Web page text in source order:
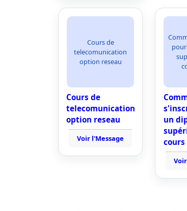
Cours de
telecomunication
option reseau
Cours de
telecomunication
option reseau
Voir l'Message
un
cours